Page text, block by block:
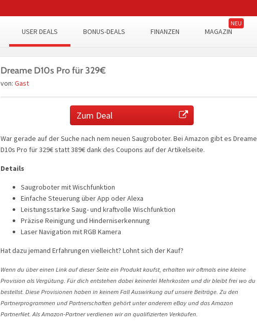
USER DEALS BONUS-DEALS FINANZEN MAGAZIN
Dreame D10s Pro für 329€
von: Gast
Zum Deal
War gerade auf der Suche nach nem neuen Saugroboter. Bei Amazon gibt es Dreame
D10s Pro für 329€ statt 389€ dank des Coupons auf der Artikelseite.
Details
Saugroboter mit Wischfunktion
Einfache Steuerung über App oder Alexa
Leistungsstarke Saug- und kraftvolle Wischfunktion
Präzise Reinigung und Hinderniserkennung
Laser Navigation mit RGB Kamera
Hat dazu jemand Erfahrungen vielleicht? Lohnt sich der Kauf?
Wenn du über einen Link auf dieser Seite ein Produkt kaufst, erhalten wir oftmals eine kleine
Provision als Vergütung. Für dich entstehen dabei keinerlei Mehrkosten und dir bleibt frei wo du
bestellst. Diese Provisionen haben in keinem Fall Auswirkung auf unsere Beiträge. Zu den
Partnerprogrammen und Partnerschaften gehört unter anderem eBay und das Amazon
PartnerNet. Als Amazon-Partner verdienen wir an qualifizierten Verkäufen.